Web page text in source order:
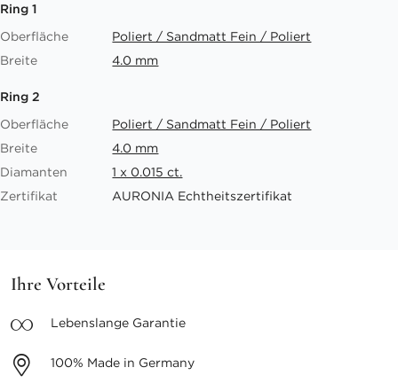
Ring 1
Oberfläche
Poliert / Sandmatt Fein / Poliert
Breite
4.0 mm
Ring 2
Oberfläche
Poliert / Sandmatt Fein / Poliert
Breite
4.0 mm
Diamanten
1 x 0.015 ct.
Zertifikat
AURONIA Echtheitszertifikat
Ihre Vorteile
Lebenslange Garantie
100% Made in Germany